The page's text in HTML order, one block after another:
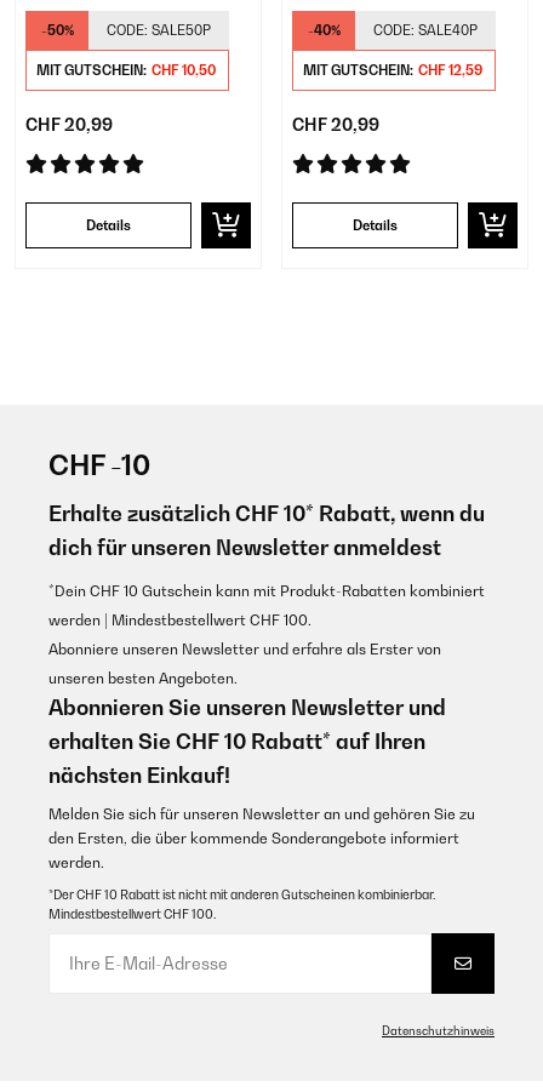
-50% CODE: SALE50P
MIT GUTSCHEIN: CHF 10,50
CHF 20,99
Details
-40% CODE: SALE40P
MIT GUTSCHEIN: CHF 12,59
CHF 20,99
Details
CHF -10
Erhalte zusätzlich CHF 10* Rabatt, wenn du
dich für unseren Newsletter anmeldest
*Dein CHF 10 Gutschein kann mit Produkt-Rabatten kombiniert
werden | Mindestbestellwert CHF 100.
Abonniere unseren Newsletter und erfahre als Erster von
unseren besten Angeboten.
Abonnieren Sie unseren Newsletter und
erhalten Sie CHF 10 Rabatt* auf Ihren
nächsten Einkauf!
Melden Sie sich für unseren Newsletter an und gehören Sie zu
den Ersten, die über kommende Sonderangebote informiert
werden.
*Der CHF 10 Rabatt ist nicht mit anderen Gutscheinen kombinierbar.
Mindestbestellwert CHF 100.
Datenschutzhinweis